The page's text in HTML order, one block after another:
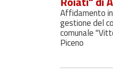
Affidamento
gestione del
comunale
Piceno